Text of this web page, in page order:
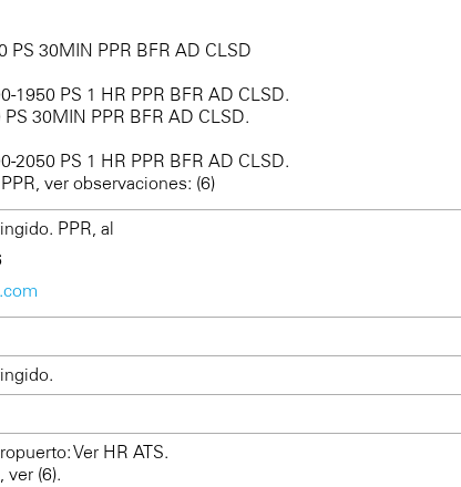
PS 30MIN PPR BFR AD CLSD
1950 PS 1 HR PPR BFR AD CLSD.
30MIN PPR BFR AD CLSD.
2050 PS 1 HR PPR BFR AD CLSD.
ver observaciones: (6)
PPR, al
Ver HR ATS.
ver (6).